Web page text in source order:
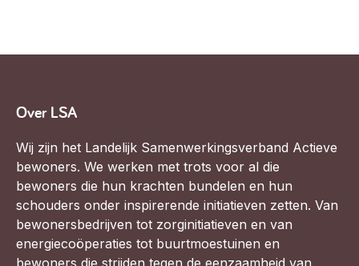
Over LSA
Wij zijn het Landelijk Samenwerkingsverband Actieve
bewoners. We werken met trots voor al die
bewoners die hun krachten bundelen en hun
schouders onder inspirerende initiatieven zetten. Van
bewonersbedrijven tot zorginitiatieven en van
energiecoöperaties tot buurtmoestuinen en
bewoners die strijden tegen de eenzaamheid van